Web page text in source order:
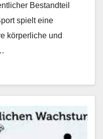
Bestandteil
spielt eine
körperliche und